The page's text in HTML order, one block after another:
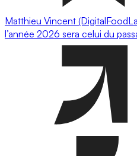
Matthieu Vincent
l’année 2026 sera celui du